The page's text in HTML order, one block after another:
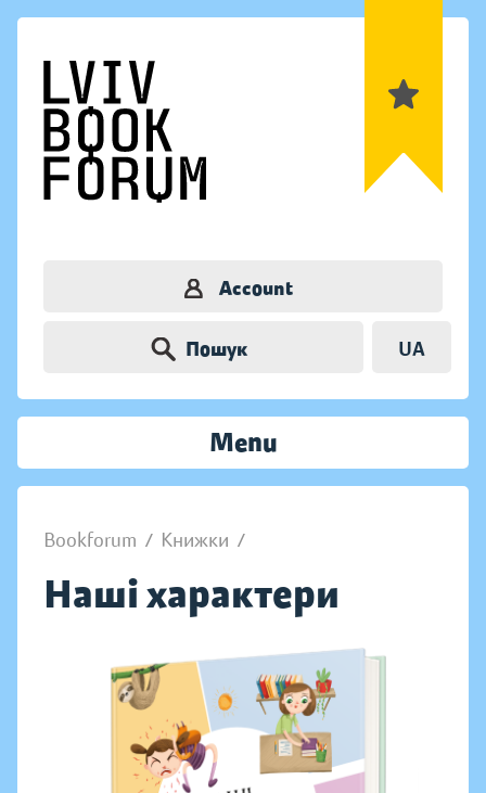
Account
Пошук UA
Menu
Bookforum / Книжки /
Наші характери